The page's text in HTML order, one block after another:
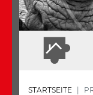
STARTSEITE